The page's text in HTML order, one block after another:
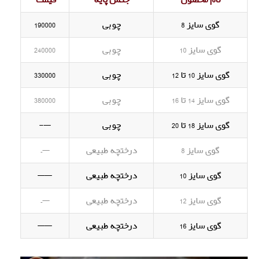
گوی سایز 8
چوبی
190000
گوی سایز 10
چوبی
240000
گوی سایز 10 تا 12
چوبی
330000
گوی سایز 14 تا 16
چوبی
380000
گوی سایز 18 تا 20
چوبی
—-
گوی سایز 8
درختچه طبیعی
—–
گوی سایز 10
درختچه طبیعی
——
گوی سایز 12
درختچه طبیعی
—–
گوی سایز 16
درختچه طبیعی ——